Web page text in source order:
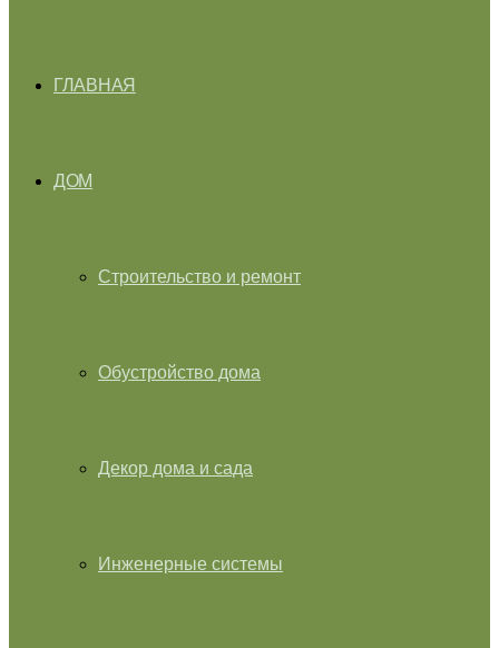
ГЛАВНАЯ
ДОМ
Строительство и ремонт
Обустройство дома
Декор дома и сада
Инженерные системы